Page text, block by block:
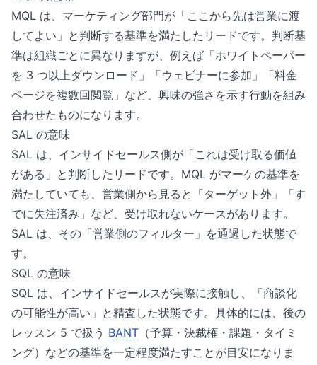
MQL は、マーケティング部門が「ここから先は営業に渡
してよい」と判断する基準を満たしたリードです。判断基
準は組織ごとに異なりますが、例えば「ホワイトペーパー
を 3 つ以上ダウンロード」「ウェビナーに参加」「料金
ページを複数回閲覧」など、興味の強さを示す行動を組み
合わせたものになります。
SAL の意味
SAL は、インサイドセールス側が「これは受け取る価値
がある」と判断したリードです。MQL がマーケの基準を
満たしていても、営業側から見ると「ターゲット外」「す
でに失注済み」など、受け取れないケースがあります。
SAL は、その「営業側のフィルター」を通過した状態で
す。
SQL の意味
SQL は、インサイドセールスが実際に接触し、「商談化
の可能性が高い」と精査した状態です。具体的には、後の
レッスン 5 で扱う BANT （予算・決裁権・課題・タイミ
ング）などの基準を一定程度満たすことが目安になりま